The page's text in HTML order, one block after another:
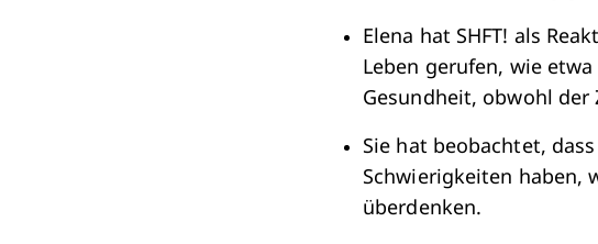
Elena hat SHFT! als
Leben gerufen, wie
Gesundheit, obwohl der
Sie hat beobachtet,
Schwierigkeiten haben,
überdenken.